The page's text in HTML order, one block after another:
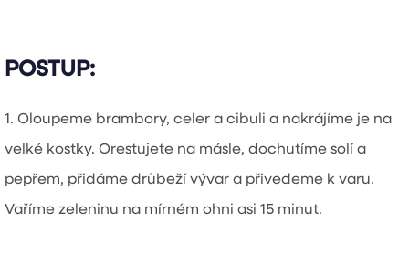
POSTUP:
1. Oloupeme brambory, celer a cibuli a nakrájíme je na
velké kostky. Orestujete na másle, dochutíme solí a
pepřem, přidáme drůbeží vývar a přivedeme k varu.
Vaříme zeleninu na mírném ohni asi 15 minut.